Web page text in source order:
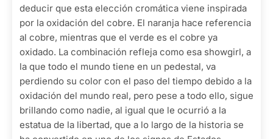
deducir que esta elección cromática viene inspirada
por la oxidación del cobre. El naranja hace referencia
al cobre, mientras que el verde es el cobre ya
oxidado. La combinación refleja como esa showgirl, a
la que todo el mundo tiene en un pedestal, va
perdiendo su color con el paso del tiempo debido a la
oxidación del mundo real, pero pese a todo ello, sigue
brillando como nadie, al igual que le ocurrió a la
estatua de la libertad, que a lo largo de la historia se